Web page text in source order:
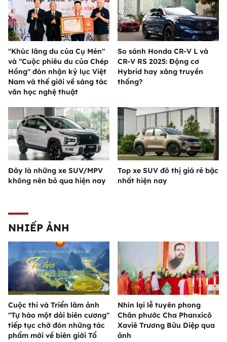
"Khúc lãng du của Cụ Mén"
và "Cuộc phiêu du của Chép
Hồng" đón nhận kỷ lục Việt
Nam và thế giới về sáng tác
văn học nghệ thuật
So sánh Honda CR-V L và
CR-V RS 2025: Động cơ
Hybrid hay xăng truyền
thống?
Đây là những xe SUV/MPV
không nên bỏ qua hiện nay
Top xe SUV đô thị giá rẻ bậc
nhất hiện nay
NHIẾP ẢNH
Cuộc thi và Triển lãm ảnh
"Tự hào một dải biên cương"
tiếp tục chờ đón những tác
phẩm mới về biên giới Tổ
Nhìn lại lễ tuyên phong
Chân phước Cha Phanxicô
Xaviê Trương Bửu Diệp qua
ảnh